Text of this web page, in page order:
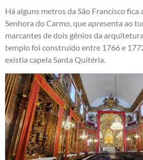
Há alguns metros da São Francisco fica
Senhora do Carmo, que apresenta ao
marcantes de dois gênios da
templo foi construído entre 1766 e
existia capela Santa Quitéria.